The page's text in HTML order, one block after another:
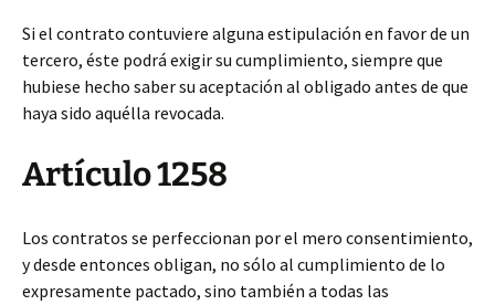
Si el contrato contuviere alguna estipulación en favor de un
tercero, éste podrá exigir su cumplimiento, siempre que
hubiese hecho saber su aceptación al obligado antes de que
haya sido aquélla revocada.
Artículo 1258
Los contratos se perfeccionan por el mero consentimiento,
y desde entonces obligan, no sólo al cumplimiento de lo
expresamente pactado, sino también a todas las